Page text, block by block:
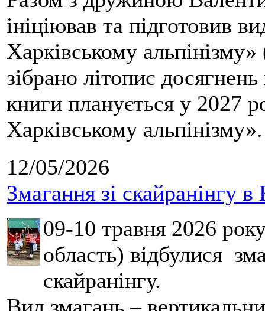
ініціював та підготовив
Харківському
зібрано літопис
книги планується у 2027
Харківському альпінізму».
12/05/2026
Змагання зі скайранінгу в
09-10 травня 2026
область) відбулися
скайранінгу.